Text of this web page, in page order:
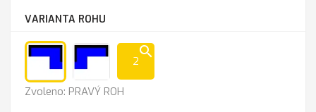
VARIANTA ROHU
PRAVÝ
LEVÝ
search
2
Zvoleno: PRAVÝ ROH